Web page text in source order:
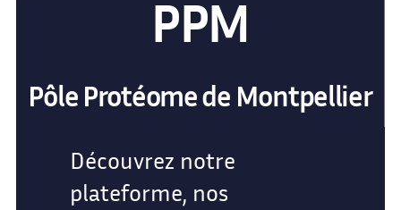
PPM
Pôle Protéome de Montpellier
Découvrez notre
plateforme, nos